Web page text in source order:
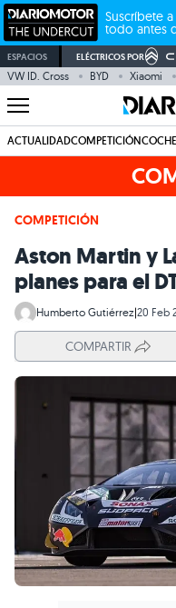
Suscríbete
todo antes
ESPACIOS ELÉCTRICOS POR
VW ID. Cross BYD Xiaomi
ACTUALIDADCOMPETICIÓN
COMPETICIÓN
Aston Martin y
planes para el
Humberto Gutiérrez|20 Feb
COMPARTIR